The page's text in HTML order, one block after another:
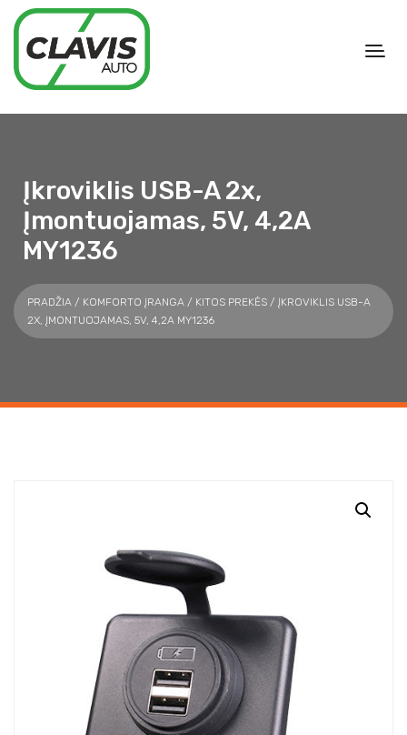
Įkroviklis USB-A 2x,
Įmontuojamas, 5V, 4,2A
MY1236
PRADŽIA / KOMFORTO ĮRANGA / KITOS PREKĖS / ĮKROVIKLIS USB-A
2X, ĮMONTUOJAMAS, 5V, 4,2A MY1236